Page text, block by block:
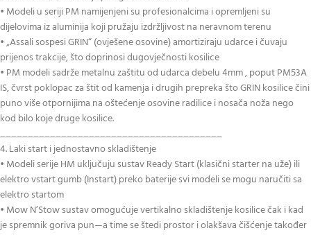
• Modeli u seriji PM namijenjeni su profesionalcima i opremljeni su
dijelovima iz aluminija koji pružaju izdržljivost na neravnom terenu
• „Assali sospesi GRIN“ (ovješene osovine) amortiziraju udarce i čuvaju
prijenos trakcije, što doprinosi dugovječnosti kosilice
• PM modeli sadrže metalnu zaštitu od udarca debelu 4mm , poput PM53A
IS, čvrst poklopac za štit od kamenja i drugih prepreka što GRIN kosilice čini
puno više otpornijima na oštećenje osovine radilice i nosača noža nego
kod bilo koje druge kosilice.
________________________________________
4. Laki start i jednostavno skladištenje
• Modeli serije HM uključuju sustav Ready Start (klasični starter na uže) ili
elektro vstart gumb (Instart) preko baterije svi modeli se mogu naručiti sa
elektro startom
• Mow N’Stow sustav omogućuje vertikalno skladištenje kosilice čak i kad
je spremnik goriva pun—a time se štedi prostor i olakšava čišćenje također